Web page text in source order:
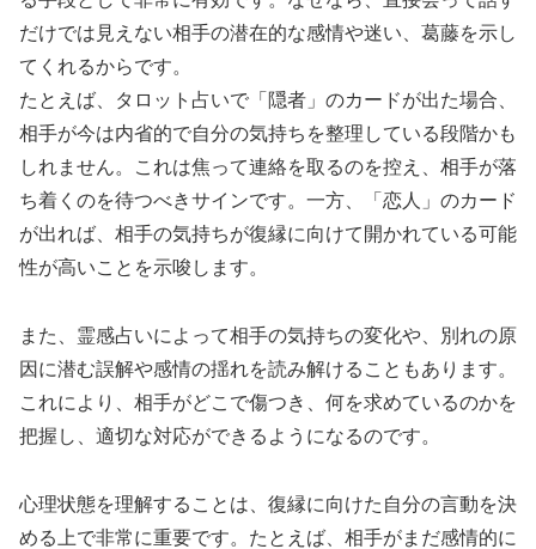
だけでは見えない相手の潜在的な感情や迷い、葛藤を示し
てくれるからです。
たとえば、タロット占いで「隠者」のカードが出た場合、
相手が今は内省的で自分の気持ちを整理している段階かも
しれません。これは焦って連絡を取るのを控え、相手が落
ち着くのを待つべきサインです。一方、「恋人」のカード
が出れば、相手の気持ちが復縁に向けて開かれている可能
性が高いことを示唆します。
また、霊感占いによって相手の気持ちの変化や、別れの原
因に潜む誤解や感情の揺れを読み解けることもあります。
これにより、相手がどこで傷つき、何を求めているのかを
把握し、適切な対応ができるようになるのです。
心理状態を理解することは、復縁に向けた自分の言動を決
める上で非常に重要です。たとえば、相手がまだ感情的に